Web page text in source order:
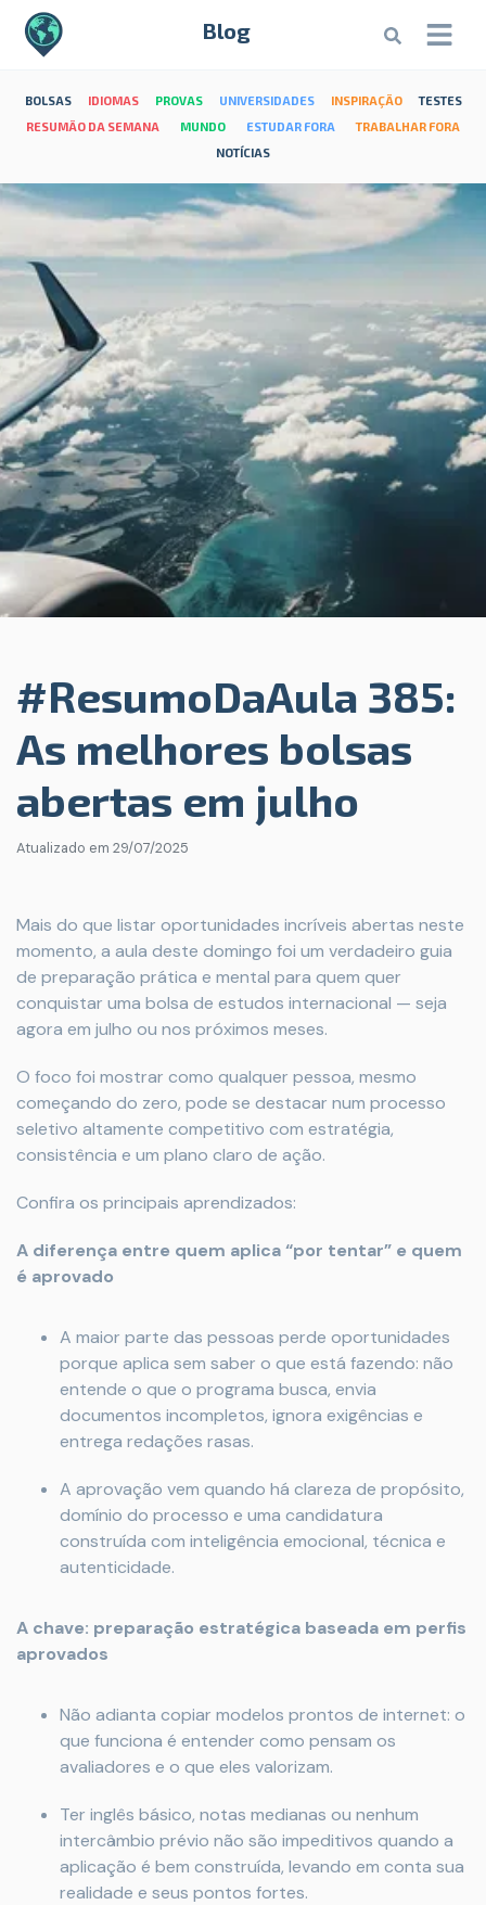
Blog
BOLSAS IDIOMAS PROVAS UNIVERSIDADES INSPIRAÇÃO
TESTES
RESUMÃO DA SEMANA
MUNDO ESTUDAR FORA
TRABALHAR FORA
NOTÍCIAS
#ResumoDaAula 385:
As melhores bolsas
abertas em julho
Atualizado em 29/07/2025
Mais do que listar oportunidades incríveis abertas neste
momento, a aula deste domingo foi um verdadeiro guia
de preparação prática e mental para quem quer
conquistar uma bolsa de estudos internacional — seja
agora em julho ou nos próximos meses.
O foco foi mostrar como qualquer pessoa, mesmo
começando do zero, pode se destacar num processo
seletivo altamente competitivo com estratégia,
consistência e um plano claro de ação.
Confira os principais aprendizados:
A diferença entre quem aplica “por tentar” e quem
é aprovado
A maior parte das pessoas perde oportunidades
porque aplica sem saber o que está fazendo: não
entende o que o programa busca, envia
documentos incompletos, ignora exigências e
entrega redações rasas.
A aprovação vem quando há clareza de propósito,
domínio do processo e uma candidatura
construída com inteligência emocional, técnica e
autenticidade.
A chave: preparação estratégica baseada em perfis
aprovados
Não adianta copiar modelos prontos de internet: o
que funciona é entender como pensam os
avaliadores e o que eles valorizam.
Ter inglês básico, notas medianas ou nenhum
intercâmbio prévio não são impeditivos quando a
aplicação é bem construída, levando em conta sua
realidade e seus pontos fortes.